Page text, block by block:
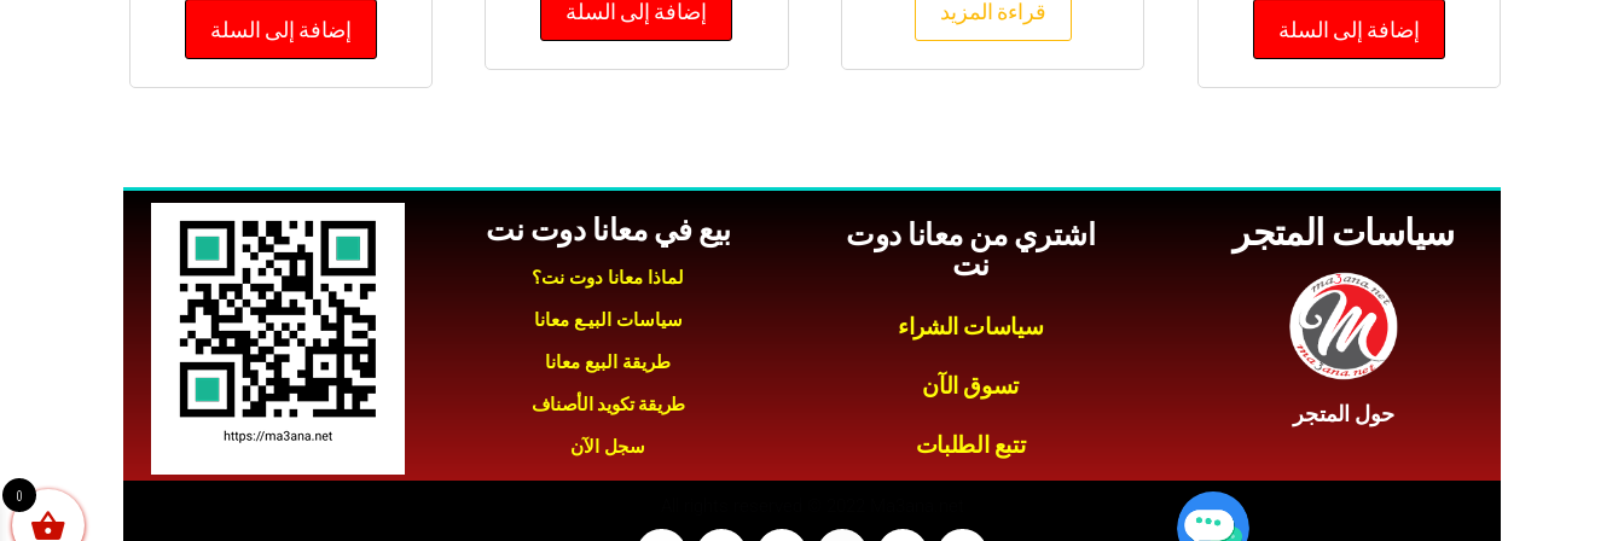
إضافة إلى السلة
قراءة المزيد إضافة إلى السلة
إضافة إلى السلة
سياسات المتجر
حول المتجر
اشتري من معانا دوت
نت
سياسات الشراء
تسوق الآن
تتبع الطلبات
بيع في معانا دوت نت
لماذا معانا دوت نت؟
سياسات البيـع معانا
طريقة البيع معانا
طريقة تكويد الأصناف
سجل الآن
0